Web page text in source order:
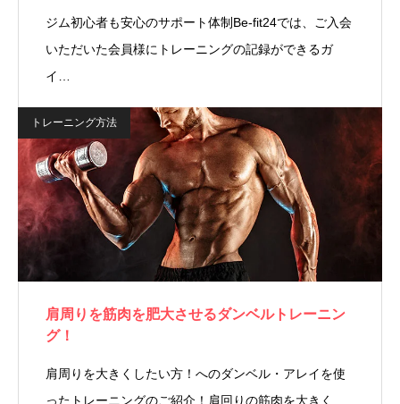
ジム初心者も安心のサポート体制Be-fit24では、ご入会
いただいた会員様にトレーニングの記録ができるガ
イ…
トレーニング方法
肩周りを筋肉を肥大させるダンベルトレーニン
グ！
肩周りを大きくしたい方！へのダンベル・アレイを使
ったトレーニングのご紹介！肩回りの筋肉を大きく…